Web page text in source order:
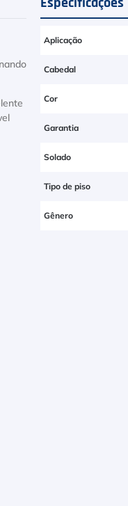
Especificações
Aplicação
Cabedal
Cor
Garantia
Solado
Tipo de piso
Gênero